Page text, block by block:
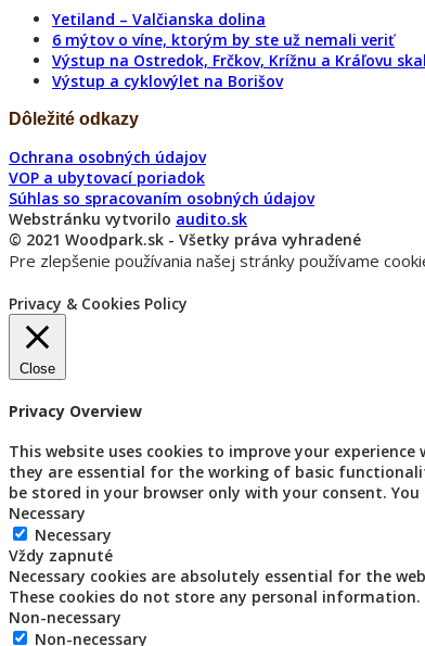
Yetiland – Valčianska dolina
6 mýtov o víne, ktorým by ste už nemali veriť
Výstup na Ostredok, Frčkov, Krížnu a Kráľovu
Výstup a cyklovýlet na Borišov
Dôležité odkazy
Ochrana osobných údajov
VOP a ubytovací poriadok
Súhlas so spracovaním osobných údajov
Webstránku vytvorilo audito.sk
© 2021 Woodpark.sk - Všetky práva vyhradené
Pre zlepšenie používania našej stránky používame
Privacy & Cookies Policy
Close
Privacy Overview
This website uses cookies to improve your
they are essential for the working of basic
be stored in your browser only with your consent.
Necessary
Necessary
Vždy zapnuté
Necessary cookies are absolutely essential for the
These cookies do not store any personal information.
Non-necessary
Non-necessary